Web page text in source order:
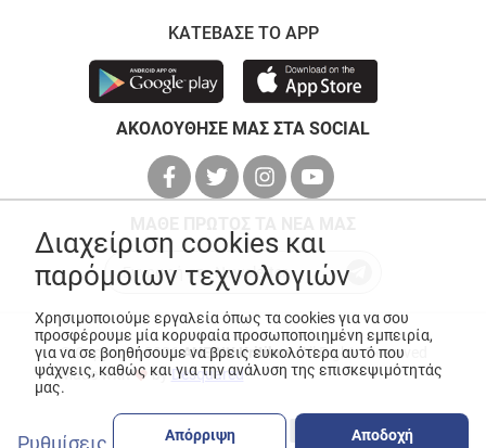
ΚΑΤΕΒΑΣΕ ΤΟ APP
ΑΚΟΛΟΥΘΗΣΕ ΜΑΣ ΣΤΑ SOCIAL
© Copyright 2026ANEDIK Kritikos. All Rights Reserved
Made with
byDesquared
Διαχείριση cookies και
παρόμοιων τεχνολογιών
Χρησιμοποιούμε εργαλεία όπως τα cookies για να σου
προσφέρουμε μία κορυφαία προσωποποιημένη εμπειρία,
για να σε βοηθήσουμε να βρεις ευκολότερα αυτό που
ψάχνεις, καθώς και για την ανάλυση της επισκεψιμότητάς
μας.
Ρυθμίσεις Απόρριψη Αποδοχή